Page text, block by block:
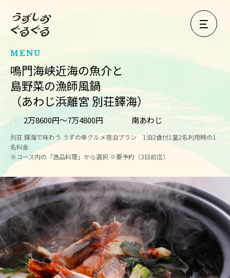
MENU
鳴門海峡近海の魚介と
島野菜の漁師風鍋
（あわじ浜離宮 別荘鐸海）
2万8600円～7万4800円 南あわじ
別荘 鐸海で味わう うずの幸グルメ宿泊プラン 1泊2食付1室2名利用時の1
名料金
※コース内の「逸品料理」から選択 ※要予約（3日前迄）